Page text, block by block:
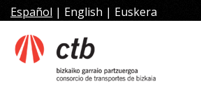
al
contenido
Español | English | Euskera